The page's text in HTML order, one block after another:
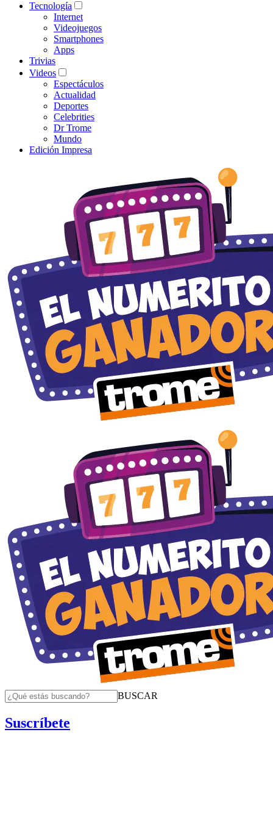
Tecnología
Internet
Videojuegos
Smartphones
Apps
Trivias
Videos
Espectáculos
Actualidad
Deportes
Celebrities
Dr Trome
Mundo
Edición Impresa
BUSCAR
Suscríbete